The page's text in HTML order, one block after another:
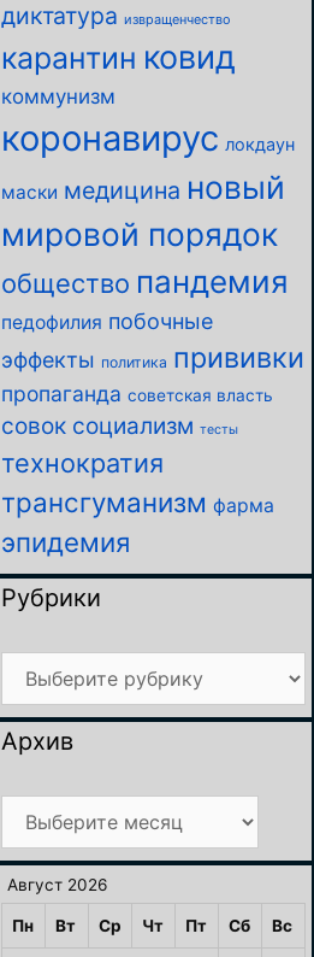
диктатура извращенчество
карантин ковид
коммунизм
коронавирус локдаун
маски медицина новый
мировой порядок
общество пандемия
педофилия побочные
эффекты политика прививки
пропаганда советская власть
совок социализм тесты
технократия
трансгуманизм фарма
эпидемия
Рубрики
Рубрики
Архив
Архив
Август 2026
Пн Вт Ср Чт Пт Сб Вс